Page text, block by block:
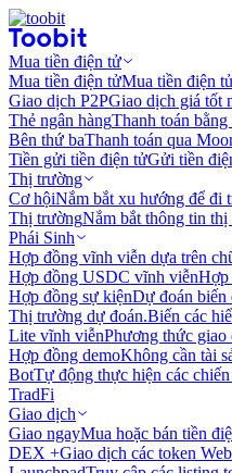
Mua tiền điện tử
Mua tiền điện tửMua tiền điện
Giao dịch P2PGiao dịch giá tốt
Thẻ ngân hàngThanh toán
Bên thứ baThanh toán qua
Tiền gửi tiền điện tửGửi tiền
Thị trường
Cơ hộiNắm bắt xu hướng để đi
Thị trườngNắm bắt thông tin
Phái Sinh
Hợp đồng vĩnh viễn dựa trên
Hợp đồng USDC vĩnh viễnHợp
Hợp đồng sự kiệnDự đoán biến
Thị trường dự đoán.Biến các
Lite vĩnh viễnPhương thức
Hợp đồng demoKhông cần tài
BotTự động thực hiện các
TradFi
Giao dịch
Giao ngayMua hoặc bán tiền
DEX +Giao dịch các token